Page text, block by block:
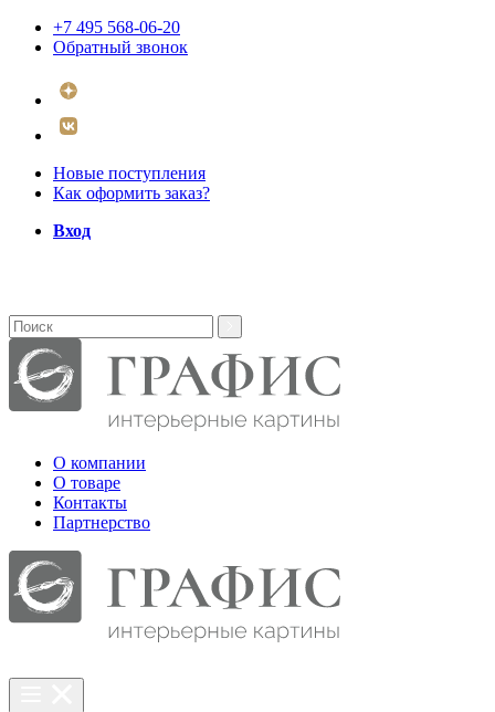
+7 495 568-06-20
Обратный звонок
Новые поступления
Как оформить заказ?
Вход
О компании
О товаре
Контакты
Партнерcтво